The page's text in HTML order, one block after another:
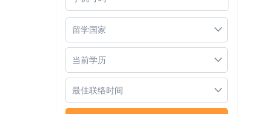
新加坡Kaplan高等教育学院
留学国家
当前学历
最佳联络时间